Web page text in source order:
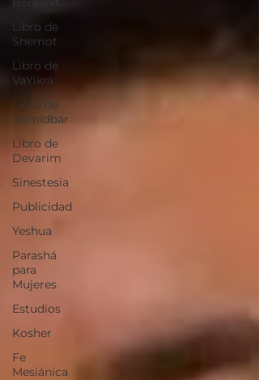
Libro de
Shemot
Libro de
VaYikrá
Libro de
Bamidbar
Libro de
Devarim
Sinestesia
Publicidad
Yeshua
Parashá
para
Mujeres
Estudios
Kosher
Fe
Mesiánica